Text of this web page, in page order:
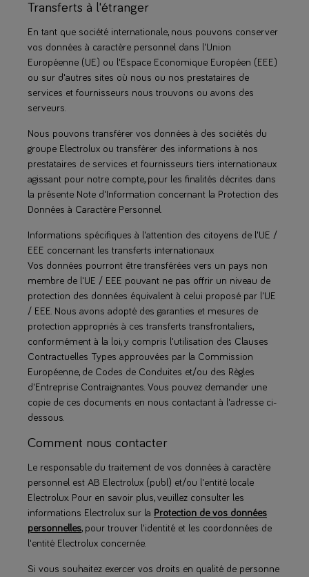
Transferts à l'étranger
En tant que société internationale, nous pouvons conserver
vos données à caractère personnel dans l'Union
Européenne (UE) ou l'Espace Economique Européen (EEE)
ou sur d'autres sites où nous ou nos prestataires de
services et fournisseurs nous trouvons ou avons des
serveurs.
Nous pouvons transférer vos données à des sociétés du
groupe Electrolux ou transférer des informations à nos
prestataires de services et fournisseurs tiers internationaux
agissant pour notre compte, pour les finalités décrites dans
la présente Note d'Information concernant la Protection des
Données à Caractère Personnel.
Informations spécifiques à l'attention des citoyens de l'UE /
EEE concernant les transferts internationaux
Vos données pourront être transférées vers un pays non
membre de l'UE / EEE pouvant ne pas offrir un niveau de
protection des données équivalent à celui proposé par l'UE
/ EEE. Nous avons adopté des garanties et mesures de
protection appropriés à ces transferts transfrontaliers,
conformément à la loi, y compris l'utilisation des Clauses
Contractuelles Types approuvées par la Commission
Européenne, de Codes de Conduites et/ou des Règles
d'Entreprise Contraignantes. Vous pouvez demander une
copie de ces documents en nous contactant à l'adresse ci-
dessous.
Comment nous contacter
Le responsable du traitement de vos données à caractère
personnel est AB Electrolux (publ) et/ou l'entité locale
Electrolux. Pour en savoir plus, veuillez consulter les
informations Electrolux sur la Protection de vos données
personnelles, pour trouver l'identité et les coordonnées de
l'entité Electrolux concernée.
Si vous souhaitez exercer vos droits en qualité de personne